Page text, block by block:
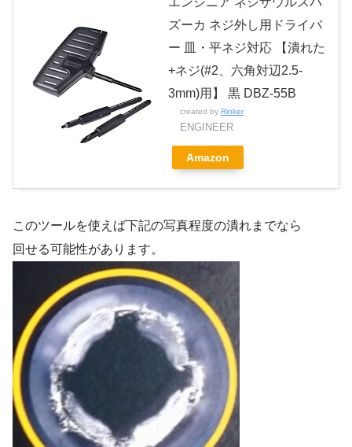
ズーカ ネジ外し用ドライバ
ー 皿・平ネジ対応 【潰れた
+ネジ(#2、六角対辺2.5-
3mm)用】 黒 DBZ-55B
created by Rinker
ENGINEER
Amazon
このツールを使えば下記の写真程度の潰れまでなら
回せる可能性があります。